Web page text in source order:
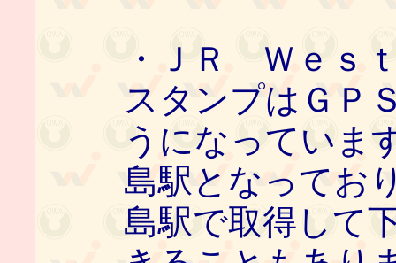
・ＪＲ Ｗｅｓ
スタンプはＧＰ
うになっていま
島駅となってお
島駅で取得して